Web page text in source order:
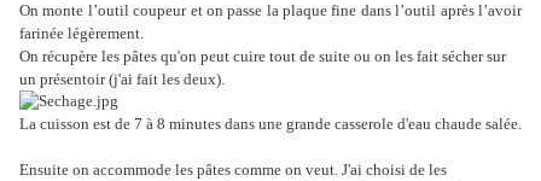
On monte l’outil coupeur et on passe la plaque fine dans l’outil après l’avoir
farinée légèrement.
On récupère les pâtes qu'on peut cuire tout de suite ou on les fait sécher sur
un présentoir (j'ai fait les deux).
La cuisson est de 7 à 8 minutes dans une grande casserole d'eau chaude salée.
Ensuite on accommode les pâtes comme on veut. J'ai choisi de les